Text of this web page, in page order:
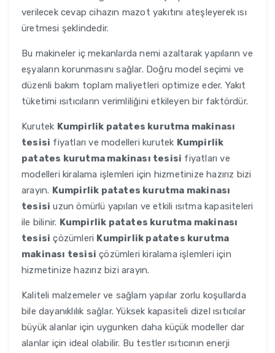
verilecek cevap cihazın mazot yakıtını ateşleyerek ısı
üretmesi şeklindedir.
Bu makineler iç mekanlarda nemi azaltarak yapıların ve
eşyaların korunmasını sağlar. Doğru model seçimi ve
düzenli bakım toplam maliyetleri optimize eder. Yakıt
tüketimi ısıtıcıların verimliliğini etkileyen bir faktördür.
Kurutek Kumpirlik patates kurutma makinası
tesisi fiyatları ve modelleri kurutek Kumpirlik
patates kurutma makinası tesisi fiyatları ve
modelleri kiralama işlemleri için hizmetinize hazırız bizi
arayın. Kumpirlik patates kurutma makinası
tesisi uzun ömürlü yapıları ve etkili ısıtma kapasiteleri
ile bilinir. Kumpirlik patates kurutma makinası
tesisi çözümleri Kumpirlik patates kurutma
makinası tesisi çözümleri kiralama işlemleri için
hizmetinize hazırız bizi arayın.
Kaliteli malzemeler ve sağlam yapılar zorlu koşullarda
bile dayanıklılık sağlar. Yüksek kapasiteli dizel ısıtıcılar
büyük alanlar için uygunken daha küçük modeller dar
alanlar için ideal olabilir. Bu testler ısıtıcının enerji